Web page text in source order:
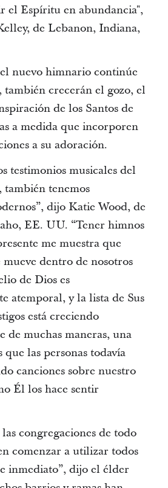
el Espíritu en abundancia",
de Lebanon, Indiana,
nuevo himnario continúe
también crecerán el gozo, el
de los Santos de
a medida que incorporen
a su adoración.
testimonios musicales del
también tenemos
dijo Katie Wood, de
EE. UU. “Tener himnos
me muestra que
mueve dentro de nosotros
de Dios es
atemporal, y la lista de Sus
está creciendo
de muchas maneras, una
que las personas todavía
canciones sobre nuestro
Él los hace sentir
congregaciones de todo
comenzar a utilizar todos
inmediato”, dijo el élder